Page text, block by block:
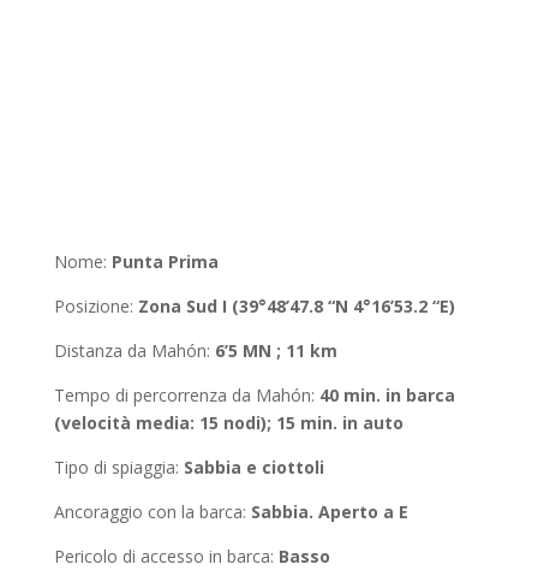
Nome: Punta Prima
Posizione: Zona Sud I (39°48’47.8 “N 4°16’53.2 “E)
Distanza da Mahón: 6’5 MN ; 11 km
Tempo di percorrenza da Mahón: 40 min. in barca
(velocità media: 15 nodi); 15 min. in auto
Tipo di spiaggia: Sabbia e ciottoli
Ancoraggio con la barca: Sabbia. Aperto a E
Pericolo di accesso in barca: Basso